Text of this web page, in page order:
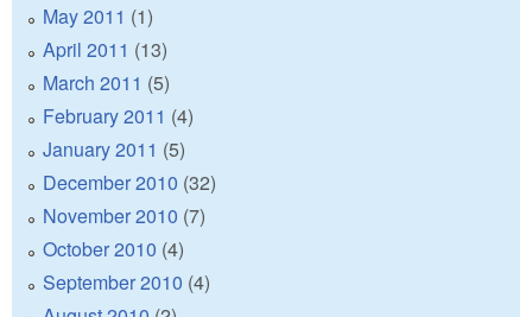
May 2011 (1)
April 2011 (13)
March 2011 (5)
February 2011 (4)
January 2011 (5)
December 2010 (32)
November 2010 (7)
October 2010 (4)
September 2010 (4)